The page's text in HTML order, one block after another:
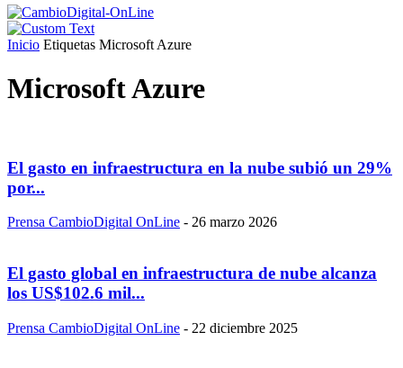
Inicio Etiquetas Microsoft Azure
Microsoft Azure
El gasto en infraestructura en la nube subió un 29%
por...
Prensa CambioDigital OnLine - 26 marzo 2026
El gasto global en infraestructura de nube alcanza
los US$102.6 mil...
Prensa CambioDigital OnLine - 22 diciembre 2025